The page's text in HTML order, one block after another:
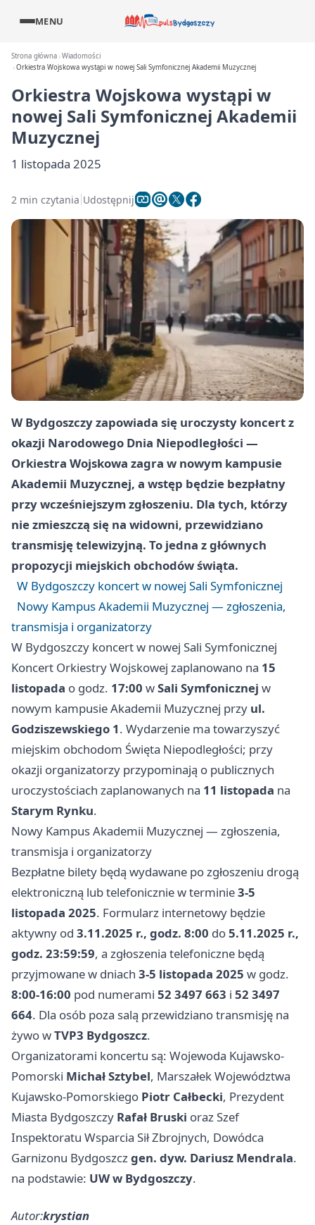
MENU
Strona główna Wiadomości
Orkiestra Wojskowa wystąpi w nowej Sali Symfonicznej Akademii Muzycznej
Orkiestra Wojskowa wystąpi w
nowej Sali Symfonicznej Akademii
Muzycznej
1 listopada 2025
2 min czytania Udostępnij
W Bydgoszczy zapowiada się uroczysty koncert z
okazji Narodowego Dnia Niepodległości —
Orkiestra Wojskowa zagra w nowym kampusie
Akademii Muzycznej, a wstęp będzie bezpłatny
przy wcześniejszym zgłoszeniu. Dla tych, którzy
nie zmieszczą się na widowni, przewidziano
transmisję telewizyjną. To jedna z głównych
propozycji miejskich obchodów świąta.
W Bydgoszczy koncert w nowej Sali Symfonicznej
Nowy Kampus Akademii Muzycznej — zgłoszenia,
transmisja i organizatorzy
W Bydgoszczy koncert w nowej Sali Symfonicznej
Koncert Orkiestry Wojskowej zaplanowano na 15
listopada o godz. 17:00 wSali Symfonicznej w
nowym kampusie Akademii Muzycznej przy ul.
Godziszewskiego 1. Wydarzenie ma towarzyszyć
miejskim obchodom Święta Niepodległości; przy
okazji organizatorzy przypominają o publicznych
uroczystościach zaplanowanych na 11 listopada na
Starym Rynku.
Nowy Kampus Akademii Muzycznej — zgłoszenia,
transmisja i organizatorzy
Bezpłatne bilety będą wydawane po zgłoszeniu drogą
elektroniczną lub telefonicznie w terminie3-5
listopada 2025. Formularz internetowy będzie
aktywny od 3.11.2025 r., godz. 8:00 do5.11.2025 r.,
godz. 23:59:59, a zgłoszenia telefoniczne będą
przyjmowane w dniach 3-5 listopada 2025 w godz.
8:00-16:00 pod numerami 52 3497 663 i 52 3497
664. Dla osób poza salą przewidziano transmisję na
żywo wTVP3 Bydgoszcz.
Organizatorami koncertu są: Wojewoda Kujawsko-
Pomorski Michał Sztybel, Marszałek Województwa
Kujawsko-Pomorskiego Piotr Całbecki, Prezydent
Miasta Bydgoszczy Rafał Bruski oraz Szef
Inspektoratu Wsparcia Sił Zbrojnych, Dowódca
Garnizonu Bydgoszczgen. dyw. Dariusz Mendrala.
na podstawie: UW w Bydgoszczy.
Autor:krystian